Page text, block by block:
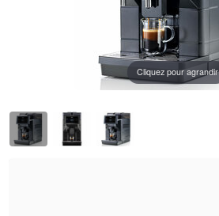
Cliquez pour agrandir